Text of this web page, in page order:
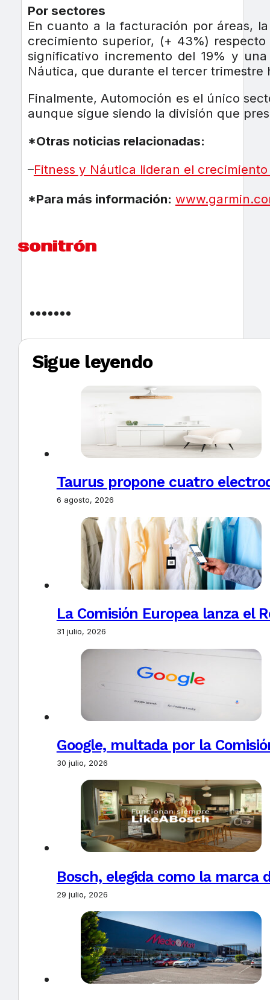
Por sectores
En cuanto a la facturación por áreas,
crecimiento superior, (+ 43%)
significativo incremento del 19% y
Náutica, que durante el tercer trimestre
Finalmente, Automoción es el único
aunque sigue siendo la división que
*Otras noticias relacionadas:
–Fitness y Náutica lideran el
*Para más información:
Sigue leyendo
Taurus propone cuatro
6 agosto, 2026
La Comisión Europea lanza el
31 julio, 2026
Google, multada por la
30 julio, 2026
Bosch, elegida como la marca
29 julio, 2026